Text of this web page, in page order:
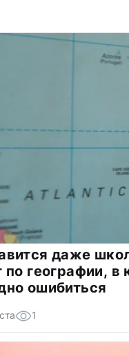
даже
по географии, в
ошибиться
1